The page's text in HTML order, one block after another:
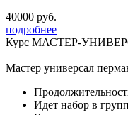
40000 руб.
подробнее
Курс МАСТЕР-
Мастер универсал
Идет набор в